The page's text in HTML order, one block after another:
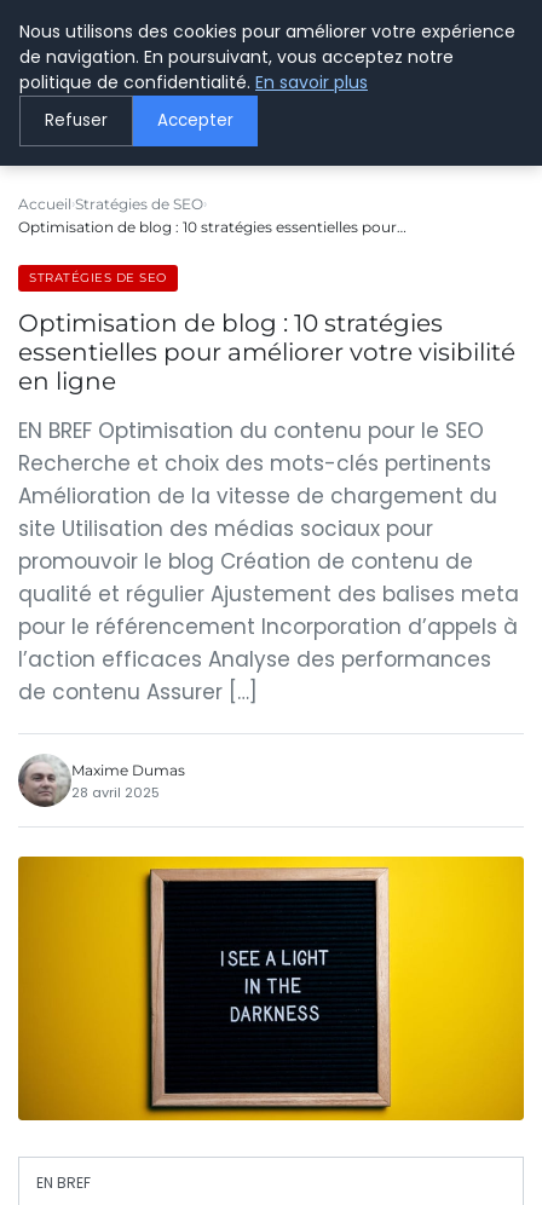
LE WEBMARKETING
Accueil Stratégies de SEO
Optimisation de blog : 10 stratégies essentielles pour…
STRATÉGIES DE SEO
Optimisation de blog : 10 stratégies
essentielles pour améliorer votre visibilité
en ligne
EN BREF Optimisation du contenu pour le SEO
Recherche et choix des mots-clés pertinents
Amélioration de la vitesse de chargement du
site Utilisation des médias sociaux pour
promouvoir le blog Création de contenu de
qualité et régulier Ajustement des balises meta
pour le référencement Incorporation d’appels à
l’action efficaces Analyse des performances
de contenu Assurer […]
Maxime Dumas
28 avril 2025
EN BREF
Nous utilisons des cookies pour améliorer votre expérience
de navigation. En poursuivant, vous acceptez notre
politique de confidentialité. En savoir plus
Refuser Accepter